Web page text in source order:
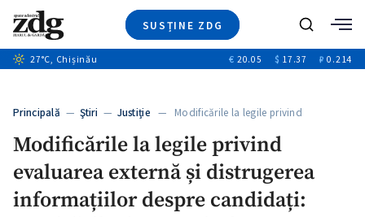
SUSȚINE ZDG
Ştiri
+6
Special
Blog
Caută
27°C, Chișinău € 20.05 $ 17.37 ₽ 0.214
Principală — Ştiri — Justiție— Modificările la legile privind
Modificările la legile privind
evaluarea externă și distrugerea
informațiilor despre candidați: